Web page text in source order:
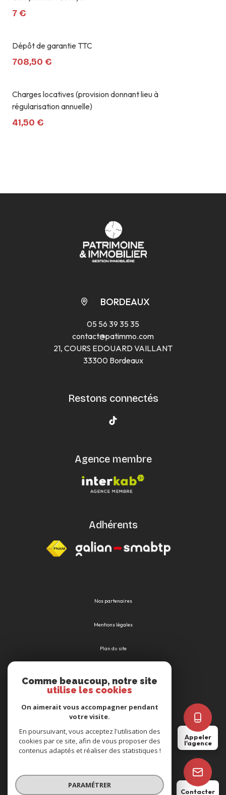
Appeler
l'agence
Contacter
7 €
Dépôt de garantie TTC
708,50 €
Charges locatives (provision donnant lieu à
régularisation annuelle)
41,50 €
BORDEAUX
05 56 39 35 35
contact@patimmo.com
21, COURS EDOUARD VAILLANT
33300 Bordeaux
Restons connectés
Agence membre
Adhérents
Nos partenaires
Mentions légales
Plan du site
Politique RGPD
Cookies
© 2026 | Tous droits réservés
Comme beaucoup, notre site
utilise les cookies
On aimerait vous accompagner pendant
votre visite.
En poursuivant, vous acceptez l'utilisation des
cookies par ce site, afin de vous proposer des
contenus adaptés et réaliser des statistiques !
PARAMÉTRER